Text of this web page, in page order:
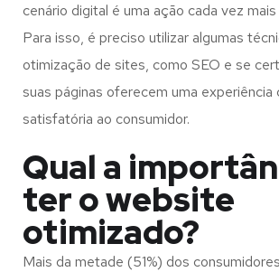
cenário digital é uma ação cada vez
Para isso, é preciso utilizar algumas
otimização de sites, como SEO e se
suas páginas oferecem uma experiência
satisfatória ao consumidor.
Qual a
ter o website
otimizado?
Mais da metade (51%) dos